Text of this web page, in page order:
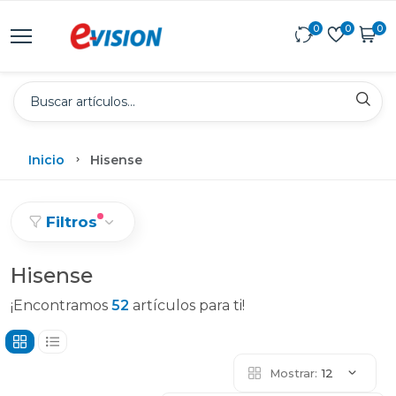
0 0 0
Inicio Hisense
Filtros
Hisense
¡Encontramos 52 artículos para ti!
Mostrar: 12